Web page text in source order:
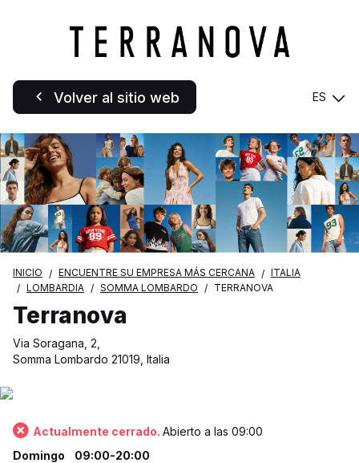
Volver al sitio web ES
INICIO ENCUENTRE SU EMPRESA MÁS CERCANA
ITALIA
LOMBARDIA
SOMMA LOMBARDO TERRANOVA
Terranova
Via Soragana, 2,
Somma Lombardo 21019, Italia
Actualmente cerrado. Abierto a las 09:00
Domingo
09:00-20:00